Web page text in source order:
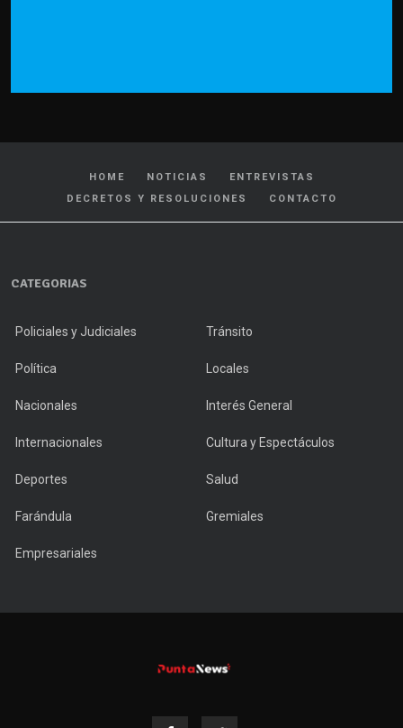
HOME NOTICIAS
ENTREVISTAS
DECRETOS Y RESOLUCIONES
CONTACTO
CATEGORIAS
Policiales y Judiciales Tránsito
Política Locales
Nacionales Interés General
Internacionales Cultura y Espectáculos
Deportes Salud
Farándula Gremiales
Empresariales